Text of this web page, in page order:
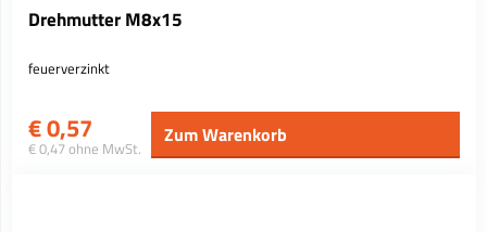
Drehmutter M8x15
feuerverzinkt
€0,57
€ 0,47 ohne MwSt.
Zum Warenkorb